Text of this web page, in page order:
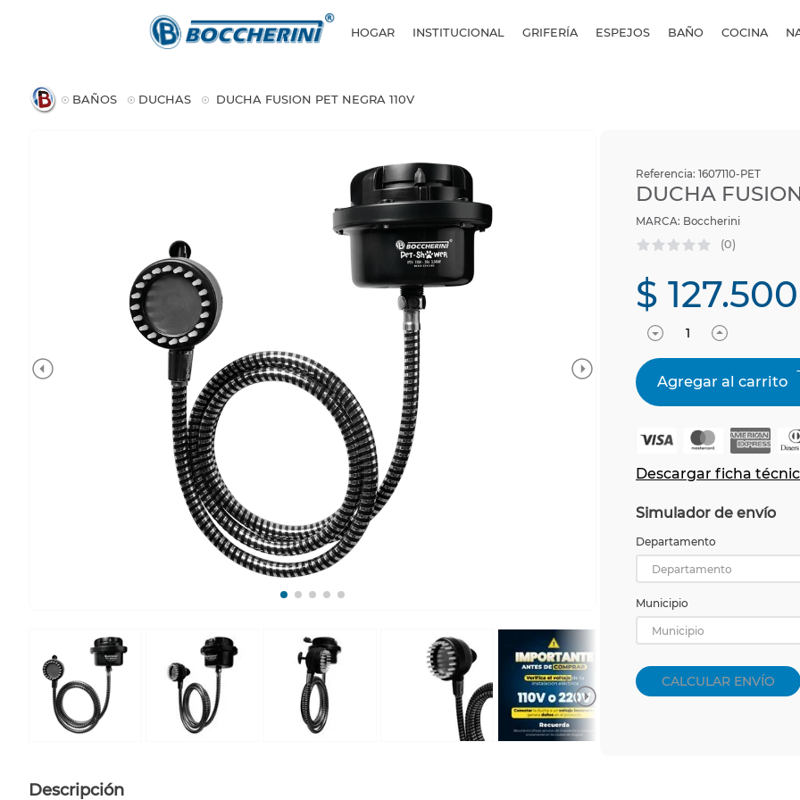
HOGAR INSTITUCIONAL GRIFERÍA ESPEJOS BAÑO COCINA
BAÑOS DUCHAS DUCHA FUSION PET NEGRA 110V
Referencia: 1607110-PET
DUCHA
Boccherini
(0)
$ 127.500
Descargar ficha
Simulador de envío
Departamento
Departamento
Municipio
Municipio
CALCULAR ENVÍO
Descripción